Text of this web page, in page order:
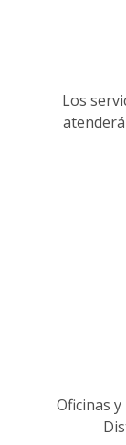
Los
Oficinas y